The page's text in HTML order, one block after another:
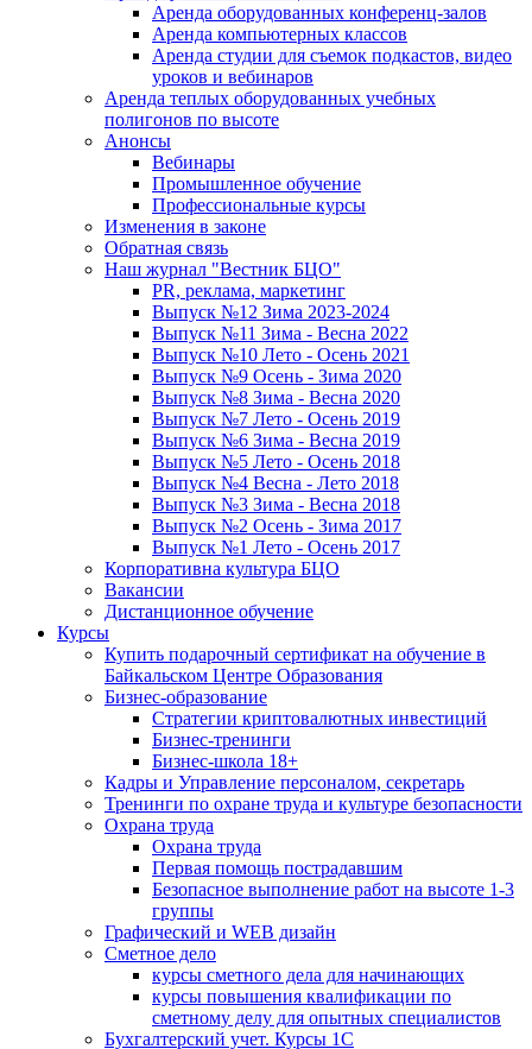
Аренда оборудованных конференц-залов
Аренда компьютерных классов
Аренда студии для съемок подкастов, видео
уроков и вебинаров
Аренда теплых оборудованных учебных
полигонов по высоте
Анонсы
Вебинары
Промышленное обучение
Профессиональные курсы
Изменения в законе
Обратная связь
Наш журнал "Вестник БЦО"
PR, реклама, маркетинг
Выпуск №12 Зима 2023-2024
Выпуск №11 Зима - Весна 2022
Выпуск №10 Лето - Осень 2021
Выпуск №9 Осень - Зима 2020
Выпуск №8 Зима - Весна 2020
Выпуск №7 Лето - Осень 2019
Выпуск №6 Зима - Весна 2019
Выпуск №5 Лето - Осень 2018
Выпуск №4 Весна - Лето 2018
Выпуск №3 Зима - Весна 2018
Выпуск №2 Осень - Зима 2017
Выпуск №1 Лето - Осень 2017
Корпоративна культура БЦО
Вакансии
Дистанционное обучение
Курсы
Купить подарочный сертификат на обучение в
Байкальском Центре Образования
Бизнес-образование
Стратегии криптовалютных инвестиций
Бизнес-тренинги
Бизнес-школа 18+
Кадры и Управление персоналом, секретарь
Тренинги по охране труда и культуре безопасности
Охрана труда
Охрана труда
Первая помощь пострадавшим
Безопасное выполнение работ на высоте 1-3
группы
Графический и WEB дизайн
Сметное дело
курсы сметного дела для начинающих
курсы повышения квалификации по
сметному делу для опытных специалистов
Бухгалтерский учет. Курсы 1С